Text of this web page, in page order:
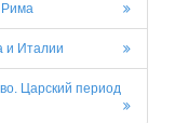
Рима
и Италии
Царский период